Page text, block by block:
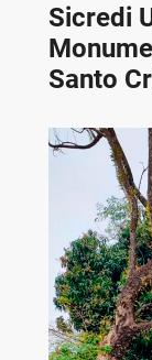
Sicredi
Santo